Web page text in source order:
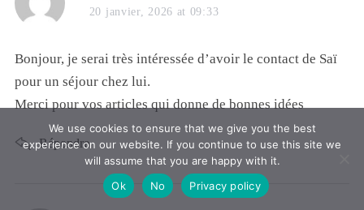
20 janvier, 2026 at 09:33
Bonjour, je serai très intéressée d’avoir le contact de Saï
pour un séjour chez lui.
Merci pour vos articles qui donne de bonnes idées
Répondre
We use cookies to ensure that we give you the best
experience on our website. If you continue to use this site we
will assume that you are happy with it.
Ok
No Privacy policy